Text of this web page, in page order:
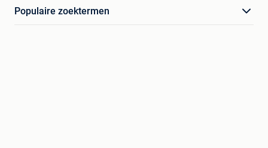
Populaire zoektermen